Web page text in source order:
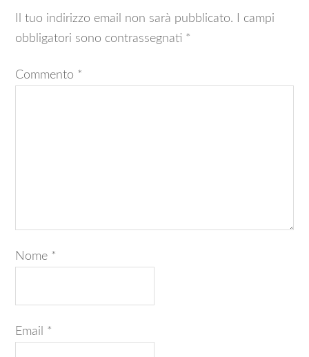
Il tuo indirizzo email non sarà pubblicato.
I campi
obbligatori sono contrassegnati *
Commento *
Nome *
Email *